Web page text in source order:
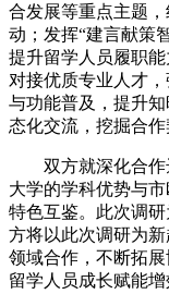
合发展等重点主题
动；发挥“建言献策
提升留学人员履职
对接优质专业人才
与功能普及，提升
态化交流，挖掘合
双方就深化合作
大学的学科优势与
特色互鉴。此次调
方将以此次调研为
领域合作，不断拓
留学人员成长赋能增